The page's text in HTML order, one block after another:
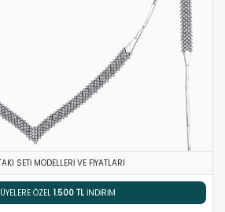
SETI MODELLERI VE FIYATLARI
% 5 HAVALE / EFT İNDIRIMI